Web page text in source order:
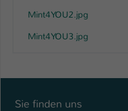
Mint4YOU2.jpg
Mint4YOU3.jpg
Sie finden uns